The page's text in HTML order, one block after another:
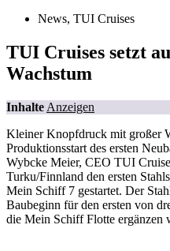
News, TUI Cruises
TUI Cruises setzt
Wachstum
Inhalte Anzeigen
Kleiner Knopfdruck mit großer
Produktionsstart des ersten
Wybcke Meier, CEO TUI
Turku/Finnland den ersten
Mein Schiff 7 gestartet. Der
Baubeginn für den ersten von
die Mein Schiff Flotte ergänzen